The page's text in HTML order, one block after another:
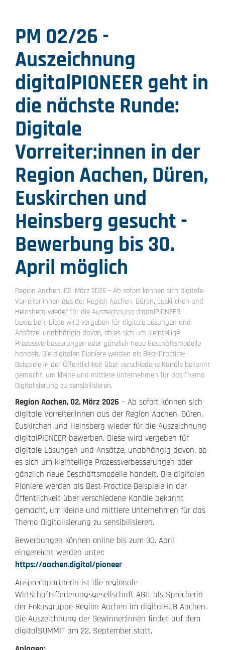
PM 02/26 -
Auszeichnung
digitalPIONEER geht in
die nächste Runde:
Digitale
Vorreiter:innen in der
Region Aachen, Düren,
Euskirchen und
Heinsberg gesucht -
Bewerbung bis 30.
April möglich
Region Aachen, 02. März 2026 – Ab sofort können sich digitale
Vorreiter:innen aus der Region Aachen, Düren, Euskirchen und
Heinsberg wieder für die Auszeichnung digitalPIONEER
bewerben. Diese wird vergeben für digitale Lösungen und
Ansätze, unabhängig davon, ob es sich um kleinteilige
Prozessverbesserungen oder gänzlich neue Geschäftsmodelle
handelt. Die digitalen Pioniere werden als Best-Practice-
Beispiele in der Öffentlichkeit über verschiedene Kanäle bekannt
gemacht, um kleine und mittlere Unternehmen für das Thema
Digitalisierung zu sensibilisieren.
Region Aachen, 02. März 2026 – Ab sofort können sich
digitale Vorreiter:innen aus der Region Aachen, Düren,
Euskirchen und Heinsberg wieder für die Auszeichnung
digitalPIONEER bewerben. Diese wird vergeben für
digitale Lösungen und Ansätze, unabhängig davon, ob
es sich um kleinteilige Prozessverbesserungen oder
gänzlich neue Geschäftsmodelle handelt. Die digitalen
Pioniere werden als Best-Practice-Beispiele in der
Öffentlichkeit über verschiedene Kanäle bekannt
gemacht, um kleine und mittlere Unternehmen für das
Thema Digitalisierung zu sensibilisieren.
Bewerbungen können online bis zum 30. April
eingereicht werden unter:
https://aachen.digital/pioneer
Ansprechpartnerin ist die regionale
Wirtschaftsförderungsgesellschaft AGIT als Sprecherin
der Fokusgruppe Region Aachen im digitalHUB Aachen.
Die Auszeichnung der Gewinner:innen findet auf dem
digitalSUMMIT am 22. September statt.